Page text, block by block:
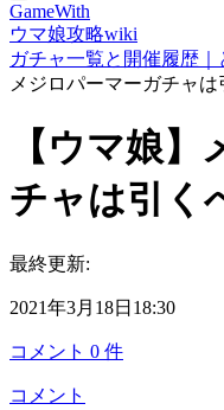
GameWith
ウマ娘攻略wiki
ガチャ一覧と開催履歴｜
メジロパーマーガチャは
【ウマ娘
チャは引く
最終更新:
2021年3月18日18:30
コメント 0 件
コメント